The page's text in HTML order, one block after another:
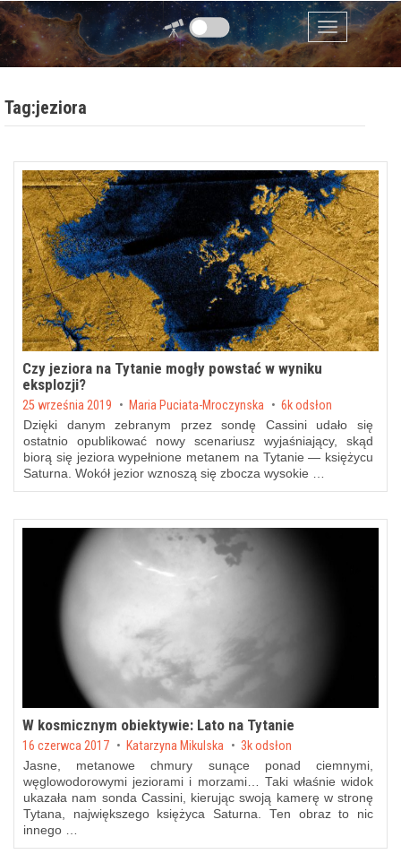
Przejdź do zawartości
Menu
Tag:jeziora
Czy jeziora na Tytanie mogły powstać w wyniku
eksplozji?
Posted on
25 września 2019 byMaria Puciata-Mroczynska 6k odsłon
Dzięki danym zebranym przez sondę Cassini udało się
ostatnio opublikować nowy scenariusz wyjaśniający, skąd
biorą się jeziora wypełnione metanem na Tytanie — księżycu
Saturna. Wokół jezior wznoszą się zbocza wysokie …
W kosmicznym obiektywie: Lato na Tytanie
Posted on
16 czerwca 2017 by Katarzyna Mikulska 3k odsłon
Jasne, metanowe chmury sunące ponad ciemnymi,
węglowodorowymi jeziorami i morzami… Taki właśnie widok
ukazała nam sonda Cassini, kierując swoją kamerę w stronę
Tytana, największego księżyca Saturna. Ten obraz to nic
innego …